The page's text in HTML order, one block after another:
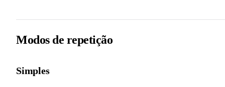
Modos de repetição
Simples